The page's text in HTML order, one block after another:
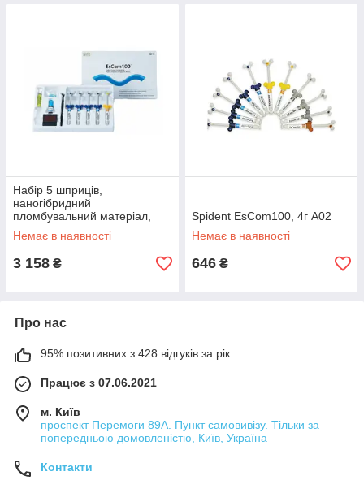
Набір 5 шприців,
наногібридний
пломбувальний матеріал,
Spident EsCom100 Kit (Іс
Ком100) А2, А3, А3.5, АО2
Немає в наявності
3 158 ₴
Spident EsCom100, 4г A02
Немає в наявності
646 ₴
Про нас
95% позитивних з 428 відгуків за рік
Працює з 07.06.2021
м. Київ
проспект Перемоги 89А. Пункт самовивізу. Тільки за
попередньою домовленістю, Київ, Україна
Контакти